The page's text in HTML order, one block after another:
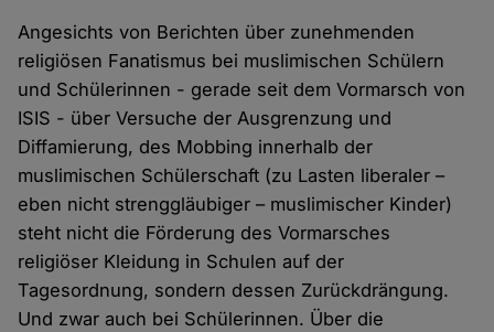
Angesichts von Berichten über zunehmenden
religiösen Fanatismus bei muslimischen Schülern
und Schülerinnen - gerade seit dem Vormarsch von
ISIS - über Versuche der Ausgrenzung und
Diffamierung, des Mobbing innerhalb der
muslimischen Schülerschaft (zu Lasten liberaler –
eben nicht strenggläubiger – muslimischer Kinder)
steht nicht die Förderung des Vormarsches
religiöser Kleidung in Schulen auf der
Tagesordnung, sondern dessen Zurückdrängung.
Und zwar auch bei Schülerinnen. Über die